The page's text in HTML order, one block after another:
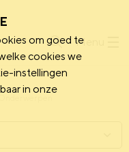
Menu
om goed te
cookies we
instellingen
in onze